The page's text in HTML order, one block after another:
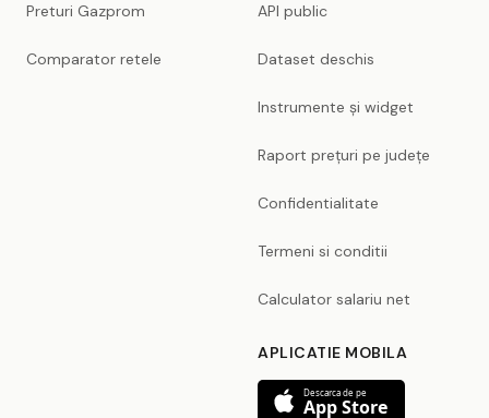
Preturi Gazprom
Comparator retele
API public
Dataset deschis
Instrumente și widget
Raport prețuri pe județe
Confidentialitate
Termeni si conditii
Calculator salariu net
APLICATIE MOBILA
Descarca de pe
App Store